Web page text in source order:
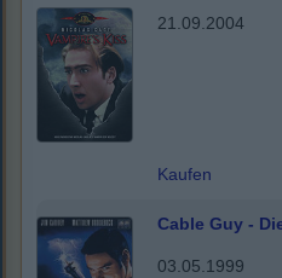
21.09.2004
Kaufen
Cable Guy -
03.05.1999